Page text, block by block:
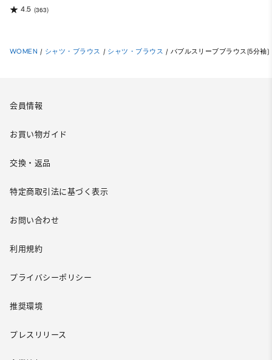
4.5 (363)
WOMEN / シャツ・ブラウス / シャツ・ブラウス / バブルスリーブブラウス(5分袖)
会員情報
お買い物ガイド
交換・返品
特定商取引法に基づく表示
お問い合わせ
利用規約
プライバシーポリシー
推奨環境
プレスリリース